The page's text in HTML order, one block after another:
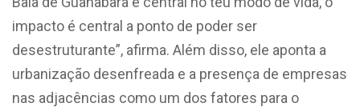
impacto é central a ponto de poder ser
desestruturante”, afirma. Além disso, ele aponta a
urbanização desenfreada e a presença de empresas
nas adjacências como um dos fatores para o